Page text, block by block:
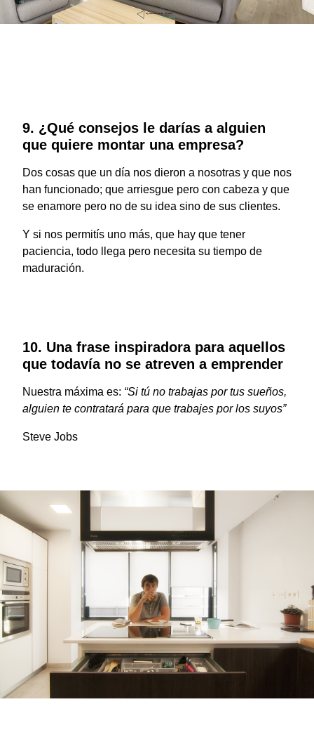
9. ¿Qué consejos le darías a alguien
que quiere montar una empresa?
Dos cosas que un día nos dieron a nosotras y que nos
han funcionado; que arriesgue pero con cabeza y que
se enamore pero no de su idea sino de sus clientes.
Y si nos permitís uno más, que hay que tener
paciencia, todo llega pero necesita su tiempo de
maduración.
10. Una frase inspiradora para aquellos
que todavía no se atreven a emprender
Nuestra máxima es: “Si tú no trabajas por tus sueños,
alguien te contratará para que trabajes por los suyos”
Steve Jobs